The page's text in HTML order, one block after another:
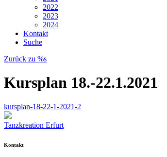
2022
2023
2024
Kontakt
Suche
Zurück zu %s
Kursplan 18.-22.1.2021
kursplan-18-22-1-2021-2
Tanzkreation Erfurt
Kontakt